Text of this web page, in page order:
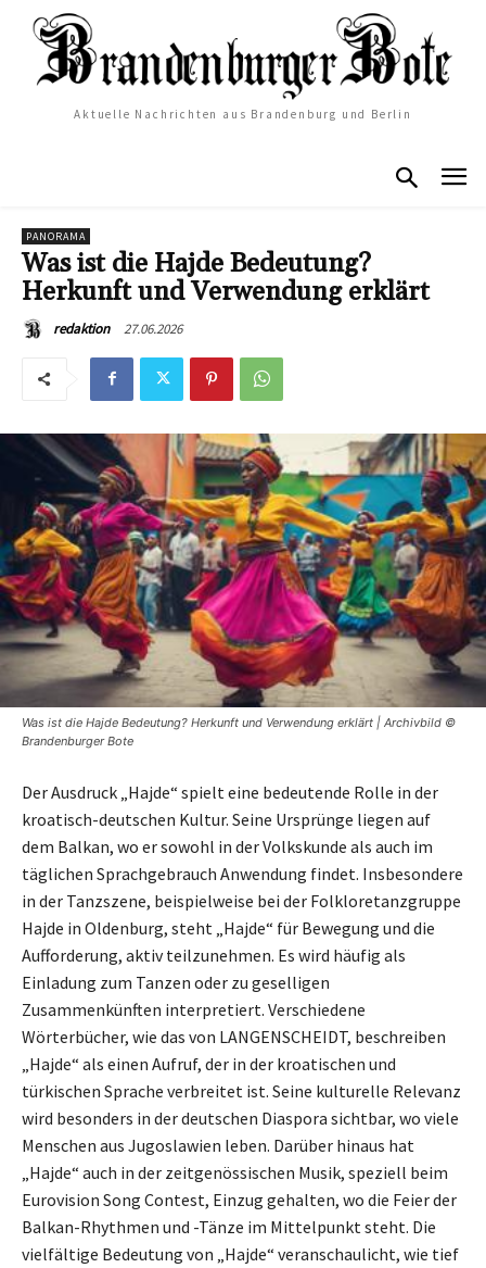
Aktuelle Nachrichten aus Brandenburg und Berlin
PANORAMA
Was ist die Hajde Bedeutung?
Herkunft und Verwendung erklärt
redaktion 27.06.2026
Was ist die Hajde Bedeutung? Herkunft und Verwendung erklärt | Archivbild ©
Brandenburger Bote
Der Ausdruck „Hajde“ spielt eine bedeutende Rolle in der
kroatisch-deutschen Kultur. Seine Ursprünge liegen auf
dem Balkan, wo er sowohl in der Volkskunde als auch im
täglichen Sprachgebrauch Anwendung findet. Insbesondere
in der Tanzszene, beispielweise bei der Folkloretanzgruppe
Hajde in Oldenburg, steht „Hajde“ für Bewegung und die
Aufforderung, aktiv teilzunehmen. Es wird häufig als
Einladung zum Tanzen oder zu geselligen
Zusammenkünften interpretiert. Verschiedene
Wörterbücher, wie das von LANGENSCHEIDT, beschreiben
„Hajde“ als einen Aufruf, der in der kroatischen und
türkischen Sprache verbreitet ist. Seine kulturelle Relevanz
wird besonders in der deutschen Diaspora sichtbar, wo viele
Menschen aus Jugoslawien leben. Darüber hinaus hat
„Hajde“ auch in der zeitgenössischen Musik, speziell beim
Eurovision Song Contest, Einzug gehalten, wo die Feier der
Balkan-Rhythmen und -Tänze im Mittelpunkt steht. Die
vielfältige Bedeutung von „Hajde“ veranschaulicht, wie tief